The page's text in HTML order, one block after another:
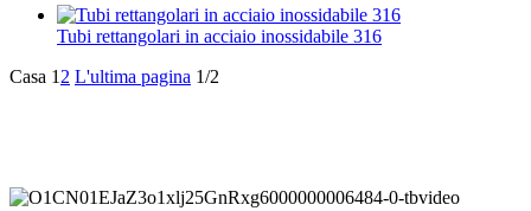
Tubi rettangolari in acciaio inossidabile 316
Casa 1 2 L'ultima pagina 1/2